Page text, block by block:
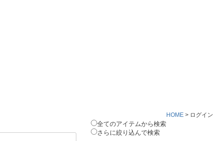
全てのアイテムから検索
さらに絞り込んで検索
HOME ログイン